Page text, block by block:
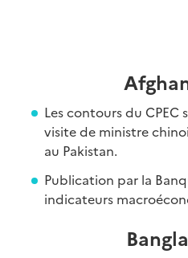
Les contours du CPEC
visite de ministre
au Pakistan.
Publication par la
indicateurs